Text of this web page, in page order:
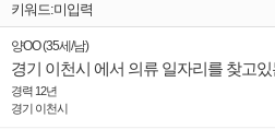
키워드:미입력
양OO(35세 /남)
경력 12년
경기 이천시